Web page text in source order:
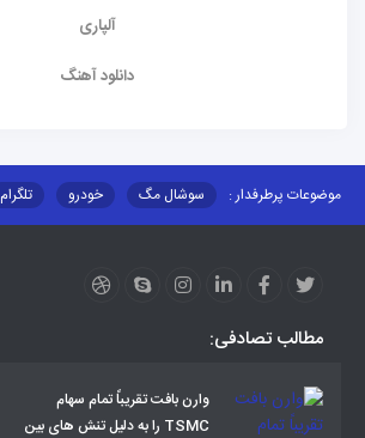
آلپاری
دانلود آهنگ
موضوعات پرطرفدار : سوشال مگ خودرو تلگرام
مطالب تصادفی:
وارن بافت تقریباً تمام سهام
TSMC را به دلیل تنش های بین